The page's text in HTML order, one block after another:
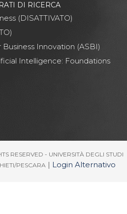
DI RICERCA
(DISATTIVATO)
Innovation (ASBI)
Intelligence: Foundations
RESERVED - UNIVERSITÀ DEGLI STUDI
PESCARA| Login Alternativo